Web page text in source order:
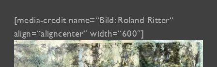
[media-credit name=“Bild: Roland Ritter“
align=“aligncenter“ width=“600″]